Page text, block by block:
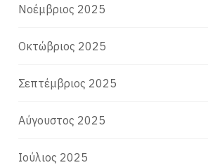
Νοέμβριος 2025
Οκτώβριος 2025
Σεπτέμβριος 2025
Αύγουστος 2025
Ιούλιος 2025